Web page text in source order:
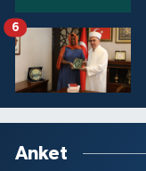
6
Anket